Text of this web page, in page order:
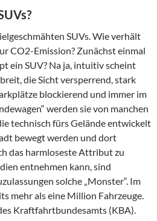
SUVs. Wie verhält
CO2-Emission? Zunächst einmal
ein SUV? Na ja, intuitiv scheint
die Sicht versperrend, stark
blockierend und immer im
werden sie von manchen
technisch fürs Gelände entwickelt
bewegt werden und dort
das harmloseste Attribut zu
entnehmen kann, sind
solche „Monster“. Im
mehr als eine Million Fahrzeuge.
Kraftfahrtbundesamts (KBA).